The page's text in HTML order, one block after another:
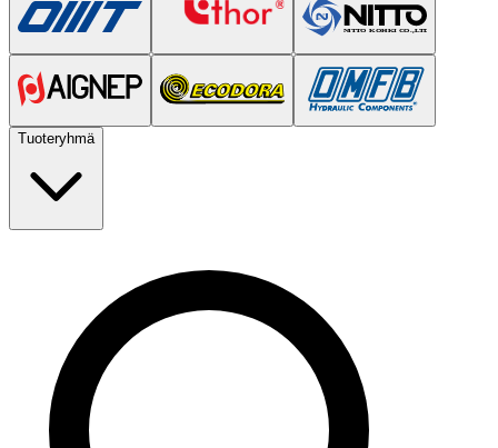
Tuoteryhmä